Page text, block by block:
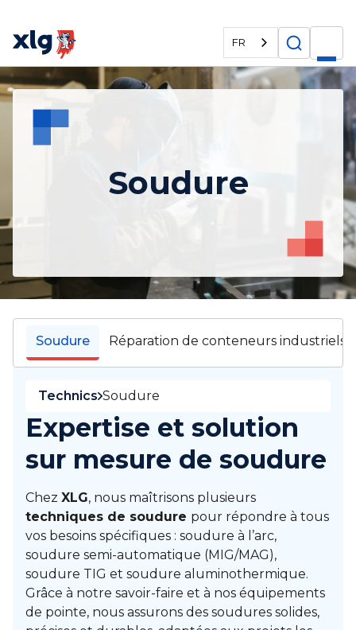
FR
Soudure
Réparation de conteneurs industriels
Soudure
Technics Soudure
Expertise et solution
sur mesure de soudure
Chez XLG, nous maîtrisons plusieurs
techniques de soudure pour répondre à tous
vos besoins spécifiques : soudure à l’arc,
soudure semi-automatique (MIG/MAG),
soudure TIG et soudure aluminothermique.
Grâce à notre savoir-faire et à nos équipements
de pointe, nous assurons des soudures solides,